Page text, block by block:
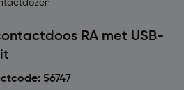
RA met USB-
56747